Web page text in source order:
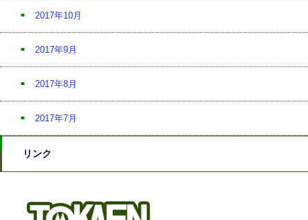
2017年10月
2017年9月
2017年8月
2017年7月
リンク